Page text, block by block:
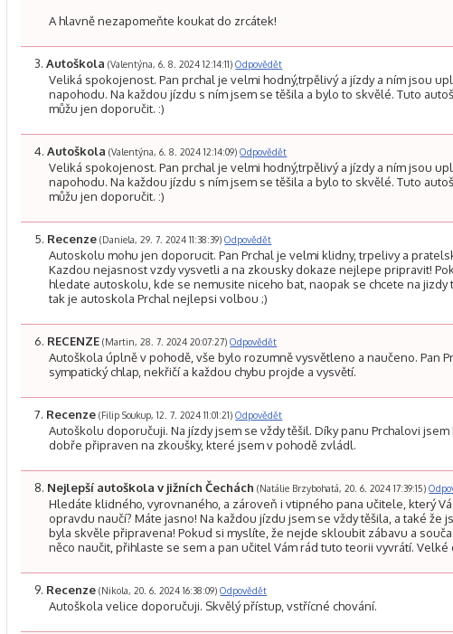
A hlavně nezapomeňte koukat do zrcátek!
Autoškola(Valentýna, 6. 8. 2024 12:14:11) Odpovědět
Veliká spokojenost. Pan prchal je velmi hodný,trpělivý a jízdy a ním jsou
napohodu. Na každou jízdu s ním jsem se těšila a bylo to skvělé. Tuto
můžu jen doporučit. :)
Autoškola(Valentýna, 6. 8. 2024 12:14:09) Odpovědět
Veliká spokojenost. Pan prchal je velmi hodný,trpělivý a jízdy a ním jsou
napohodu. Na každou jízdu s ním jsem se těšila a bylo to skvělé. Tuto
můžu jen doporučit. :)
Recenze(Daniela, 29. 7. 2024 11:38:39) Odpovědět
Autoskolu mohu jen doporucit. Pan Prchal je velmi klidny, trpelivy a
Kazdou nejasnost vzdy vysvetli a na zkousky dokaze nejlepe pripravit!
hledate autoskolu, kde se nemusite niceho bat, naopak se chcete na jizdy
tak je autoskola Prchal nejlepsi volbou ;)
RECENZE(Martin, 28. 7. 2024 20:07:27) Odpovědět
Autoškola úplně v pohodě, vše bylo rozumně vysvětleno a naučeno. Pan
sympatický chlap, nekřičí a každou chybu projde a vysvětí.
Recenze(Filip Soukup, 12. 7. 2024 11:01:21) Odpovědět
Autoškolu doporučuji. Na jízdy jsem se vždy těšil. Díky panu Prchalovi jsem
dobře připraven na zkoušky, které jsem v pohodě zvládl.
Nejlepší autoškola v jižních Čechách(Natálie Brzybohatá, 20. 6. 2024 17:39:15)
Hledáte klidného, vyrovnaného, a zároveň i vtipného pana učitele, který
opravdu naučí? Máte jasno! Na každou jízdu jsem se vždy těšila, a také že
byla skvěle připravena! Pokud si myslíte, že nejde skloubit zábavu a
něco naučit, přihlaste se sem a pan učitel Vám rád tuto teorii vyvrátí. Velké
Recenze(Nikola, 20. 6. 2024 16:38:09) Odpovědět
Autoškola velice doporučuji. Skvělý přístup, vstřícné chování.